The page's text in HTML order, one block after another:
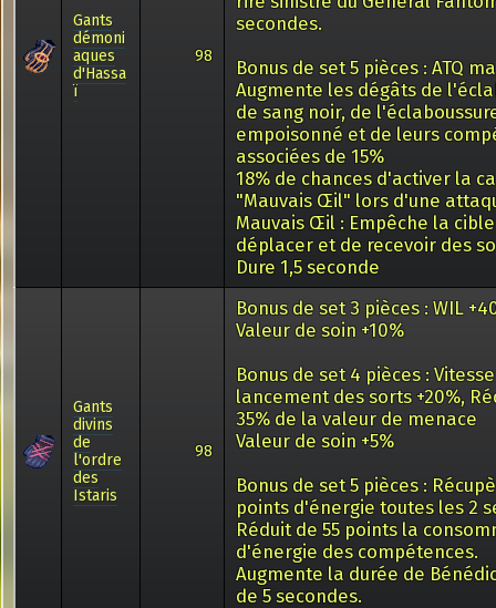
Gants
démoni
aques
d'Hassa
ï
98
secondes.
Bonus de set 5 pièces : ATQ
Augmente les dégâts de
de sang noir, de
empoisonné et de leurs
associées de 15%
18% de chances d'activer la
"Mauvais Œil" lors d'une
Mauvais Œil : Empêche la
déplacer et de recevoir des
Dure 1,5 seconde
Gants
divins
de
l'ordre
des
Istaris
98
Bonus de set 3 pièces : WIL
Valeur de soin +10%
Bonus de set 4 pièces :
lancement des sorts +20%,
35% de la valeur de menace
Valeur de soin +5%
Bonus de set 5 pièces :
points d'énergie toutes les 2
Réduit de 55 points la
d'énergie des compétences.
Augmente la durée de
de 5 secondes.